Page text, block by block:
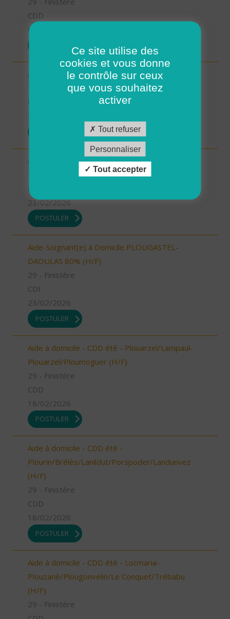
CDD
05/03/2026
Auxiliaire de vie sociale - Les Bauges (73) (H/F)
Aide à domicile - Les Bauges (73) (H/F)
CDI
23/02/2026
POSTULER
Aide-Soignant(e) à Domicile PLOUGASTEL-
DAOULAS 80% (H/F)
29 - Finistère
CDI
23/02/2026
POSTULER
Aide à domicile - CDD été - Plouarzel/Lampaul-
Plouarzel/Ploumoguer (H/F)
29 - Finistère
CDD
18/02/2026
POSTULER
Aide à domicile - CDD été -
Plourin/Brélès/Lanildut/Porspoder/Landunvez
(H/F)
29 - Finistère
CDD
18/02/2026
POSTULER
Aide à domicile - CDD été - Locmaria-
Plouzané/Plougonvelin/Le Conquet/Trébabu
(H/F)
29 - Finistère
Ce site utilise des
cookies et vous donne
le contrôle sur ceux
que vous souhaitez
activer
Tout refuser
Personnaliser
Tout accepter